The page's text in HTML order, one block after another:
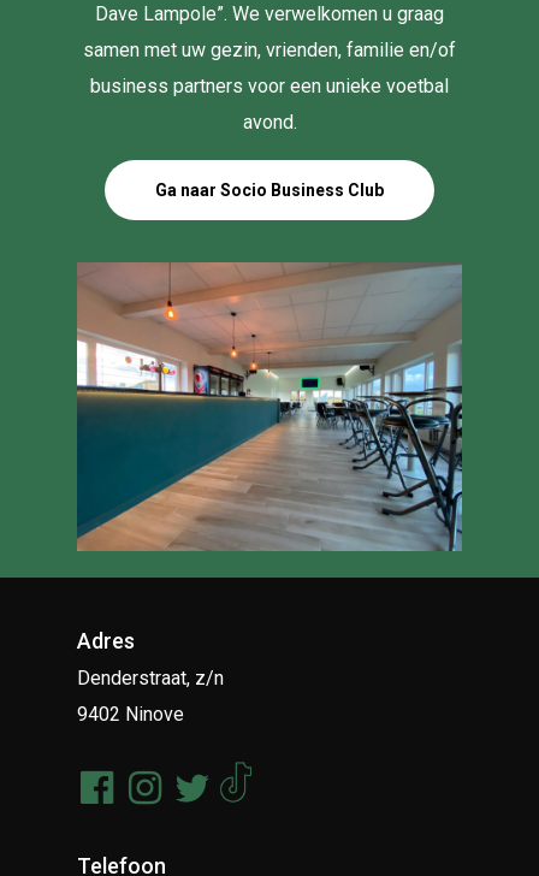
Dave Lampole”. We verwelkomen u graag
samen met uw gezin, vrienden, familie en/of
business partners voor een unieke voetbal
avond.
Ga naar Socio Business Club
Adres
Denderstraat, z/n
9402 Ninove
Telefoon